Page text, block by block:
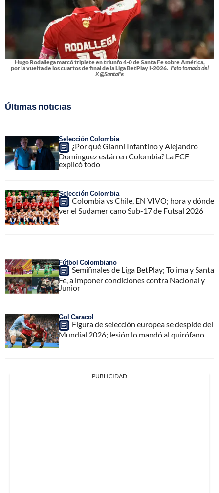
Hugo Rodallega marcó triplete en triunfo 4-0 de Santa Fe sobre América,
por la vuelta de los cuartos de final de la Liga BetPlay I-2026. Foto tomada del
X @SantaFe
Últimas noticias
Selección Colombia
¿Por qué Gianni Infantino y Alejandro
Domínguez están en Colombia? La FCF
explicó todo
Selección Colombia
Colombia vs Chile, EN VIVO; hora y dónde
ver el Sudamericano Sub-17 de Futsal 2026
Fútbol Colombiano
Semifinales de Liga BetPlay; Tolima y Santa
Fe, a imponer condiciones contra Nacional y
Junior
Gol Caracol
Figura de selección europea se despide del
Mundial 2026; lesión lo mandó al quirófano
PUBLICIDAD